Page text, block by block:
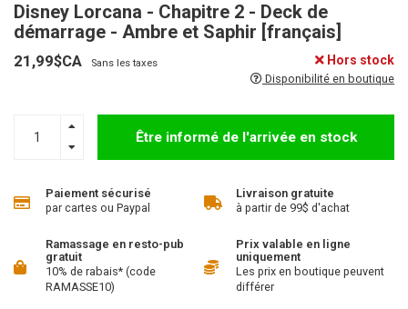
Disney Lorcana - Chapitre 2 - Deck de
démarrage - Ambre et Saphir [français]
21,99$CA Sans les taxes Hors stock
Disponibilité en boutique
Être informé de l'arrivée en stock
Paiement sécurisé
par cartes ou Paypal
Livraison gratuite
à partir de 99$ d'achat
Ramassage en resto-pub
gratuit
10% de rabais* (code
RAMASSE10)
Prix valable en ligne
uniquement
Les prix en boutique peuvent
différer